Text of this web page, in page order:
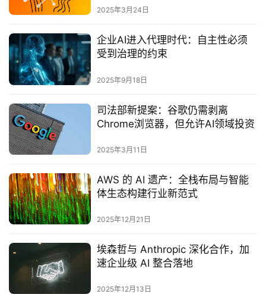
2025年3月24日
企业AI进入代理时代：自主性必须
受到治理的约束‌
2025年9月18日
司法部新提案：谷歌仍需剥离
Chrome浏览器，但允许AI领域投资‌
2025年3月11日
AWS 的 AI 遗产：全栈布局与智能
体生态构建行业新范式
2025年12月21日
埃森哲与 Anthropic 深化合作，加
速企业级 AI 整合落地
2025年12月13日